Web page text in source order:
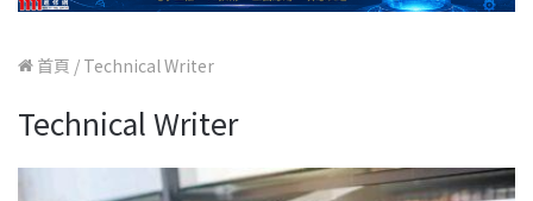
首頁 / Technical Writer
Technical Writer